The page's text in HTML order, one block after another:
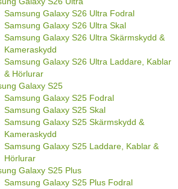
Samsung Galaxy S26 Ultra Fodral
Samsung Galaxy S26 Ultra Skal
Samsung Galaxy S26 Ultra Skärmskydd &
Kameraskydd
Samsung Galaxy S26 Ultra Laddare, Kablar
& Hörlurar
Galaxy S25
Samsung Galaxy S25 Fodral
Samsung Galaxy S25 Skal
Samsung Galaxy S25 Skärmskydd &
Kameraskydd
Samsung Galaxy S25 Laddare, Kablar &
Hörlurar
Galaxy S25 Plus
Samsung Galaxy S25 Plus Fodral